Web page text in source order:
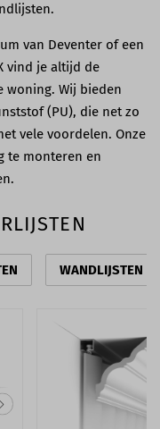
van Deventer of een
vind je altijd de
woning. Wij bieden
(PU), die net zo
vele voordelen. Onze
te monteren en
WANDLIJSTEN